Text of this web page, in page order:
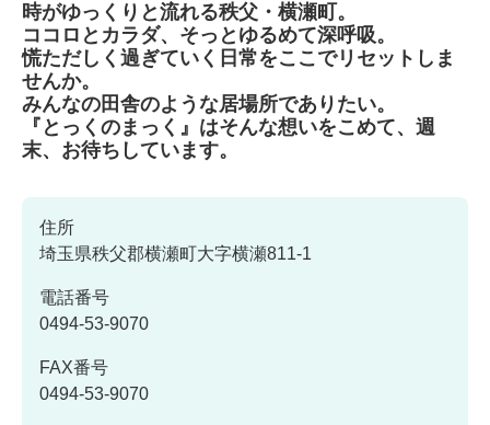
時がゆっくりと流れる秩父・横瀬町。
ココロとカラダ、そっとゆるめて深呼吸。
慌ただしく過ぎていく日常をここでリセットしま
せんか。
みんなの田舎のような居場所でありたい。
『とっくのまっく』はそんな想いをこめて、週
末、お待ちしています。
住所
埼玉県秩父郡横瀬町大字横瀬811-1
電話番号
0494-53-9070
FAX番号
0494-53-9070